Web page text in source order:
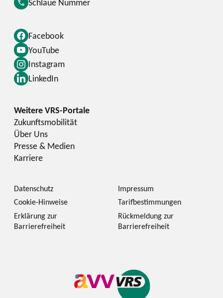
Facebook
YouTube
Instagram
LinkedIn
Schlaue Nummer
Zukunftsmobilität
Über Uns
Presse & Medien
Karriere
Datenschutz
Impressum
Cookie-Hinweise
Tarifbestimmungen
Erklärung zur
Barrierefreiheit
Rückmeldung zur
Barrierefreiheit